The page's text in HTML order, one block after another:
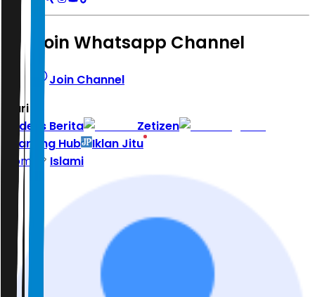
Join Whatsapp Channel
Join Channel
Hari ini
Indeks Berita
Zetizen
Learning Hub
Iklan Jitu
Home
Islami